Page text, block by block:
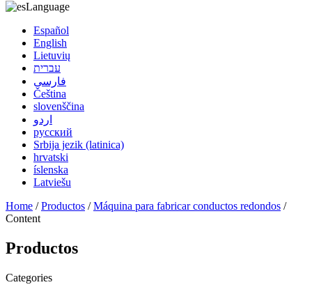
Language
Español
English
Lietuvių
עברית
فارسی
Čeština
slovenščina
اردو
русский
Srbija jezik (latinica)
hrvatski
íslenska
Latviešu
Home /Productos /Máquina para fabricar conductos redondos /
Content
Productos
Categories